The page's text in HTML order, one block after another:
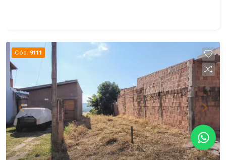
Cód. 9111